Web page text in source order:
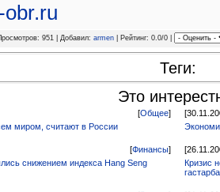
obr.ru
951 | Добавил: armen | Рейтинг: 0.0/0 |
Теги:
Это
[Общее]
миром, считают в России
[Финансы]
снижением индекса Hang Seng
Кризис